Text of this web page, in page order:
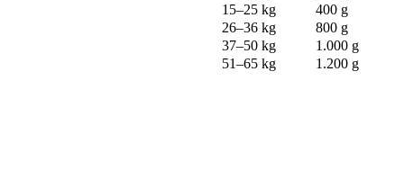
15–25 kg
400 g
26–36 kg
800 g
37–50 kg
1.000 g
51–65 kg
1.200 g